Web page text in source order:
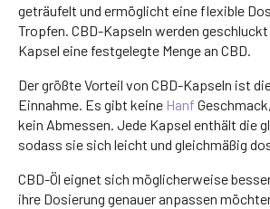
geträufelt und ermöglicht eine flexible
Tropfen. CBD-Kapseln werden
Kapsel eine festgelegte Menge an CBD.
Der größte Vorteil von CBD-Kapseln ist
Einnahme. Es gibt keine Hanf
kein Abmessen. Jede Kapsel enthält die
sodass sie sich leicht und gleichmäßig
CBD-Öl eignet sich möglicherweise
ihre Dosierung genauer anpassen